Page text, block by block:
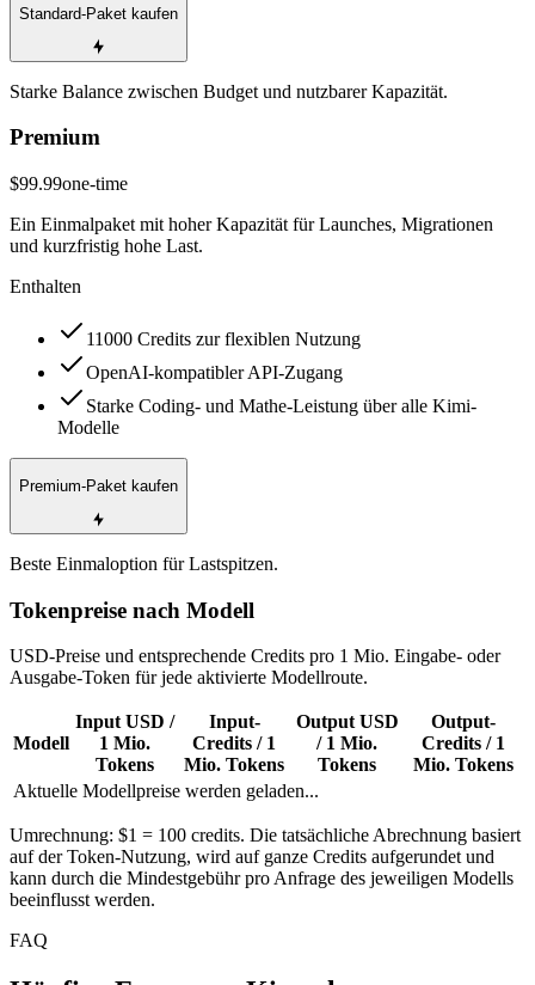
Standard-Paket kaufen
Starke Balance zwischen Budget und nutzbarer Kapazität.
Premium
$99.99one-time
Ein Einmalpaket mit hoher Kapazität für Launches, Migrationen
und kurzfristig hohe Last.
Enthalten
11000 Credits zur flexiblen Nutzung
OpenAI-kompatibler API-Zugang
Starke Coding- und Mathe-Leistung über alle Kimi-
Modelle
Premium-Paket kaufen
Beste Einmaloption für Lastspitzen.
Tokenpreise nach Modell
USD-Preise und entsprechende Credits pro 1 Mio. Eingabe- oder
Ausgabe-Token für jede aktivierte Modellroute.
Modell
Input USD /
1 Mio.
Tokens
Input-
Credits / 1
Mio. Tokens
Output USD
/ 1 Mio.
Tokens
Output-
Credits / 1
Mio. Tokens
Aktuelle Modellpreise werden geladen...
Umrechnung: $1 = 100 credits. Die tatsächliche Abrechnung basiert
auf der Token-Nutzung, wird auf ganze Credits aufgerundet und
kann durch die Mindestgebühr pro Anfrage des jeweiligen Modells
beeinflusst werden.
FAQ